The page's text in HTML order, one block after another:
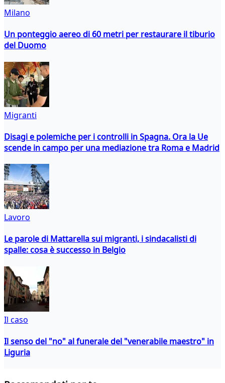
Milano
Un ponteggio aereo di 60 metri per restaurare il tiburio
del Duomo
Migranti
Disagi e polemiche per i controlli in Spagna. Ora la Ue
scende in campo per una mediazione tra Roma e Madrid
Lavoro
Le parole di Mattarella sui migranti, i sindacalisti di
spalle: cosa è successo in Belgio
Il caso
Il senso del "no" al funerale del "venerabile maestro" in
Liguria